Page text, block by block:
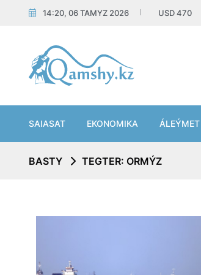
14:20, 06 TAMYZ 2026 USD470
SAIASAT EKONOMIKA ÁLEÝMET
BASTY TEGTER: ORMÝZ